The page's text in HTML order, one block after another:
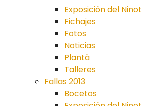
Exposición del Ninot
Fichajes
Fotos
Noticias
Plantà
Talleres
Fallas 2013
Bocetos